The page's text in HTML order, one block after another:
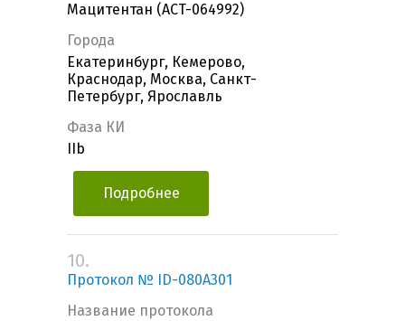
Мацитентан (ACT-064992)
Города
Екатеринбург, Кемерово,
Краснодар, Москва, Санкт-
Петербург, Ярославль
Фаза КИ
IIb
Подробнее
10.
Протокол № ID-080A301
Название протокола